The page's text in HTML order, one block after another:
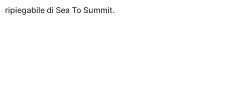
ripiegabile di Sea To Summit.